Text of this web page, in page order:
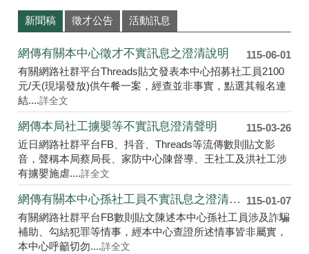
新聞稿 徵才公告 活動訊息
115-06-01
網傳有關本中心徵才不實訊息之澄清說明
有關網路社群平台Threads貼文發表本中心招募社工員2100
元/天(現場發放)供午餐一案，經查並非事實，點選其報名連
結....詳全文
115-03-26
網傳本局社工擄嬰等不實訊息澄清聲明
近日網路社群平台FB、抖音、Threads等流傳數則貼文影
音，聲稱本局蔡局長、家防中心陳督導、王社工及洪社工涉
有擄嬰施虐....詳全文
115-01-07
網傳有關本中心孫社工員不實訊息之澄清說明
有關網路社群平台FB數則貼文陳述本中心孫社工員涉及詐騙
補助、勾結犯罪等情事，經本中心查證所述情事皆非屬實，
本中心呼籲切勿....詳全文